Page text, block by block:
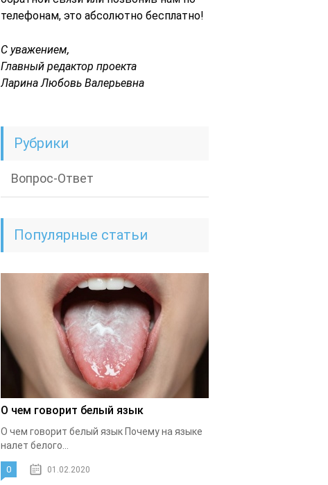
телефонам, это абсолютно бесплатно!
С уважением,
Главный редактор проекта
Ларина Любовь Валерьевна
Рубрики
Вопрос-Ответ
Популярные статьи
О чем говорит белый язык
О чем говорит белый язык Почему на языке
налет белого...
0 01.02.2020